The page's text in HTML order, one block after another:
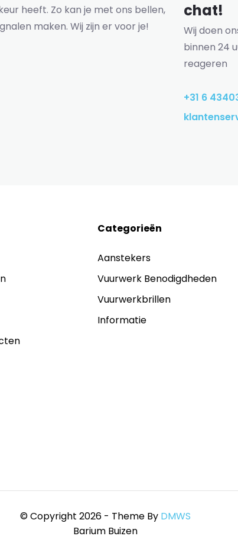
heeft. Zo kan je met ons bellen,
maken. Wij zijn er voor je!
chat!
Wij doen
binnen 24
reageren
+31 6
Categorieën
Aanstekers
Vuurwerk Benodigdheden
Vuurwerkbrillen
Informatie
© Copyright 2026 - Theme By DMWS
Barium Buizen